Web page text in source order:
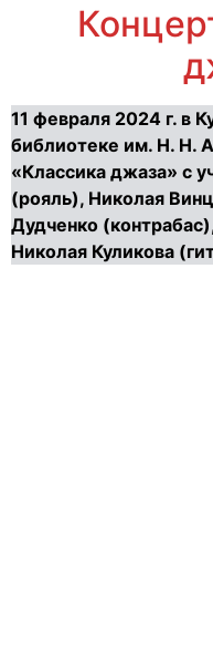
11 февраля 2024 г. в
библиотеке им. Н. Н.
«Классика джаза» с
(рояль), Николая
Дудченко
Николая Куликова